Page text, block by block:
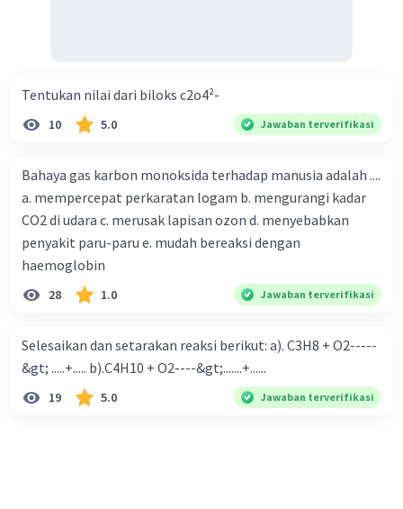
Tentukan nilai dari biloks c2o4²-
10 5.0 Jawaban terverifikasi
Bahaya gas karbon monoksida terhadap manusia adalah ....
a. mempercepat perkaratan logam b. mengurangi kadar
CO2 di udara c. merusak lapisan ozon d. menyebabkan
penyakit paru-paru e. mudah bereaksi dengan
haemoglobin
28 1.0 Jawaban terverifikasi
Selesaikan dan setarakan reaksi berikut: a). C3H8 + O2-----
&gt; .....+..... b).C4H10 + O2----&gt;.......+......
19 5.0 Jawaban terverifikasi